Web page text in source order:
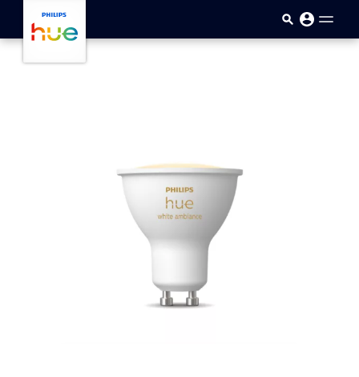
Saltar al contenido principal